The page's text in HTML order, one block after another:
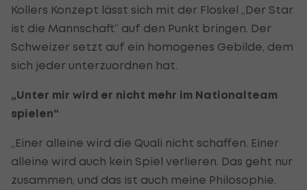
Kollers Konzept lässt sich mit der Floskel „Der Star
ist die Mannschaft“ auf den Punkt bringen. Der
Schweizer setzt auf ein homogenes Gebilde, dem
sich jeder unterzuordnen hat.
„Unter mir wird er nicht mehr im Nationalteam
spielen“
„Einer alleine wird die Quali nicht schaffen. Einer
alleine wird auch kein Spiel verlieren. Das geht nur
zusammen, und das ist auch meine Philosophie.